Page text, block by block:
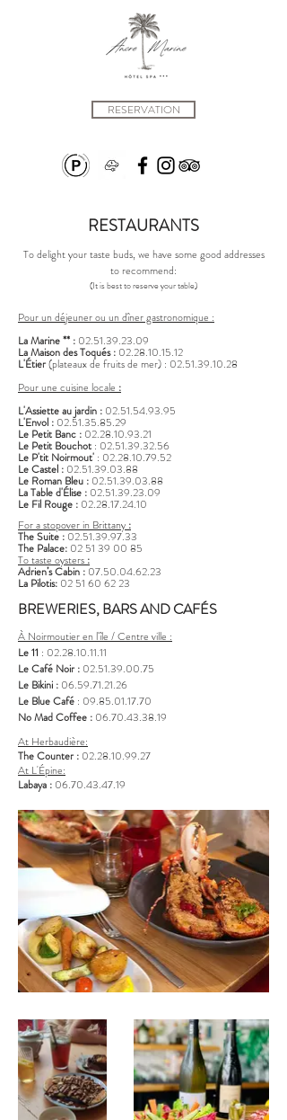
RESERVATION
RESTAURANTS
To delight your taste buds, we have some good addresses
to recommend:
(It is best to reserve your table)
Pour un déjeuner ou un dîner gastronomique :
La Marine ** : 02.51.39.23.09
La Maison des Toqués: 02.28.10.15.12
L'Étier(plateaux de fruits de mer) : 02.51.39.10.28
Pour une cuisine locale :
L'Assiette au jardin : 02.51.54.93.95
L'Envol : 02.51.35.85.29
Le Petit Banc : 02.28.10.93.21
Le Petit Bouchot : 02.51.39.32.56
Le P'tit Noirmout' : 02.28.10.79.52
Le Castel : 02.51.39.03.88
Le Roman Bleu : 02.51.39.03.88
La Table d'Élise : 02.51.39.23.09
Le Fil Rouge : 02.28.17.24.10
For a stopover in Brittany :
The Suite : 02.51.39.97.33
The Palace: 02 51 39 00 85
To taste oysters :
Adrien’s Cabin : 07.50.04.62.23
La Pilotis: 02 51 60 62 23
BREWERIES, BARS AND CAFÉS
À Noirmoutier en l'île / Centre ville :
Le 11 : 02.28.10.11.11
Le Café Noir: 02.51.39.00.75
Le Bikini : 06.59.71.21.26
Le Blue Café : 09.85.01.17.70
No Mad Coffee : 06.70.43.38.19
At Herbaudière:
The Counter: 02.28.10.99.27
At L'Épine:
Labaya : 06.70.43.47.19